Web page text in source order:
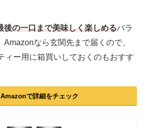
後の一口まで美味しく楽しめるバラ
Amazonなら玄関先まで届くので、
ィー用に箱買いしておくのもおすす
Amazonで詳細をチェック